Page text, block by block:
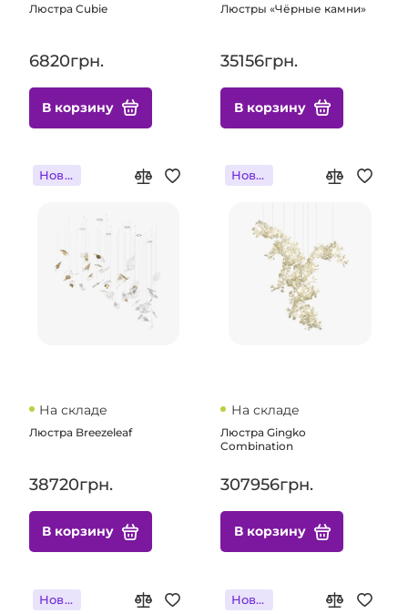
Люстра Cubie
6820грн.
В корзину
Люстры «Чёрные камни»
35156грн.
В корзину
Новинка
На складе
Люстра Breezeleaf
38720грн.
В корзину
Новинка
На складе
Люстра Gingko
Combination
307956грн.
В корзину
Новинка Новинка